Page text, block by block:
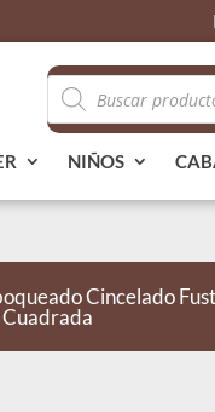
Búsqueda
de
productos
NIÑOS
Cincelado